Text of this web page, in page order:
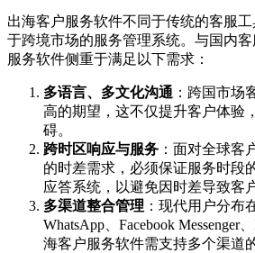
出海客户服务软件不同于传统的客服
于跨境市场的服务管理系统。与国内
服务软件侧重于满足以下需求：
多语言、多文化沟通 ：跨国市场
高的期望，这不仅提升客户体验
碍。
跨时区响应与服务 ：面对全球客
的时差需求，必须保证服务时段
应答系统，以避免因时差导致客
多渠道整合管理 ：现代用户分布
WhatsApp、Facebook Messenger
海客户服务软件需支持多个渠道